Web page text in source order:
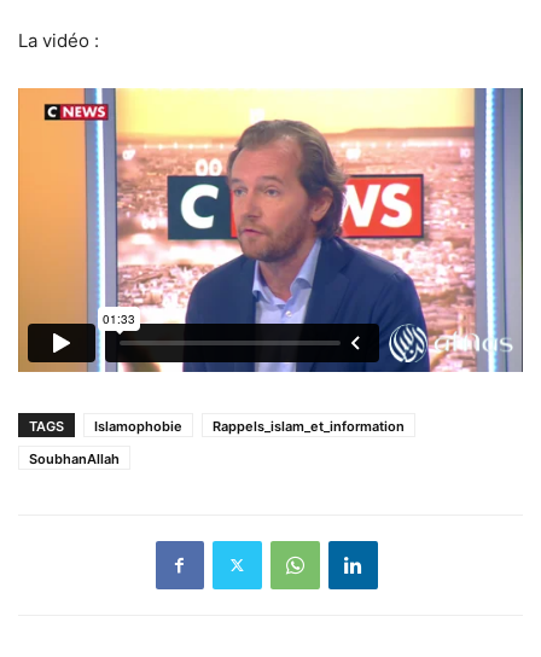
La vidéo :
TAGS Islamophobie
Rappels_islam_et_information
SoubhanAllah